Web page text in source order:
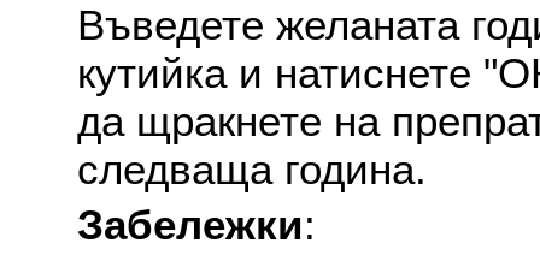
Въведете желаната
кутийка и натиснете
да щракнете на
следваща година.
Забележки: